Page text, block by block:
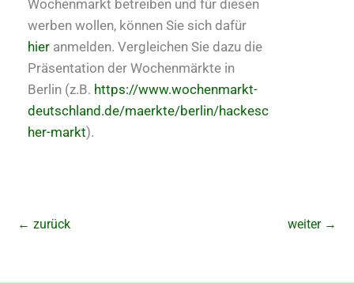
Wochenmarkt betreiben und für diesen
werben wollen, können Sie sich dafür
hier anmelden. Vergleichen Sie dazu die
Präsentation der Wochenmärkte in
Berlin (z.B. https://www.wochenmarkt-
deutschland.de/maerkte/berlin/hackesc
her-markt).
← zurück weiter →